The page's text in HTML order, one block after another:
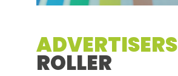
ADVERTISERS
ROLLER